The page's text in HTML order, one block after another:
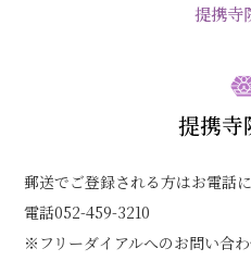
提携寺
提携寺
郵送でご登録される方はお電話
電話052-459-3210
※フリーダイアルへのお問い合わ